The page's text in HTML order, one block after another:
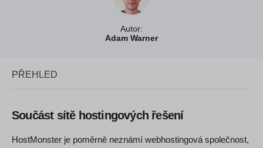
Autor:
Adam Warner
PŘEHLED
Součást sítě hostingových řešení
HostMonster je poměrně neznámí webhostingová společnost,